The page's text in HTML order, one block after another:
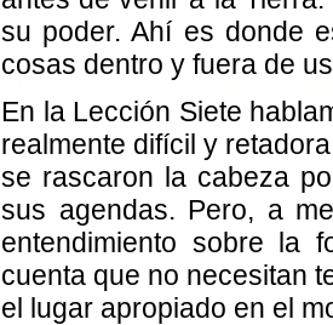
su poder. Ahí es donde
cosas dentro y fuera de
En la Lección Siete
realmente difícil y
se rascaron la cabeza
sus agendas. Pero, a
entendimiento sobre la
cuenta que no necesitan
el lugar apropiado en el